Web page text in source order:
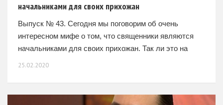
начальниками для своих прихожан
Выпуск № 43. Сегодня мы поговорим об очень
интересном мифе о том, что священники являются
начальниками для своих прихожан. Так ли это на
25.02.2020